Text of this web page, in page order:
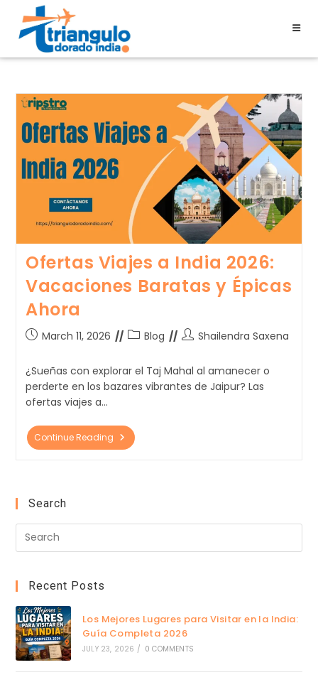
Ofertas Viajes a India 2026:
Vacaciones Baratas y Épicas
Ahora
March 11, 2026 Blog Shailendra Saxena
¿Sueñas con explorar el Taj Mahal al amanecer o
perderte en los bazares vibrantes de Jaipur? Las
ofertas viajes a…
Continue Reading
Search
Recent Posts
Los Mejores Lugares para Visitar en la India:
Guía Completa 2026
JULY 23, 2026 / 0 COMMENTS